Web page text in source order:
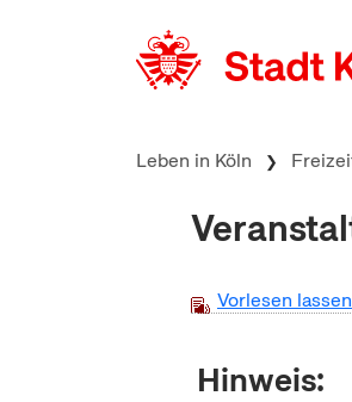
Leben in Köln
Vorlesen lassen
Hinweis: